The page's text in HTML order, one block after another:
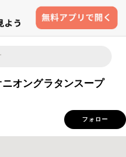
オングラタンスープ
フォロー